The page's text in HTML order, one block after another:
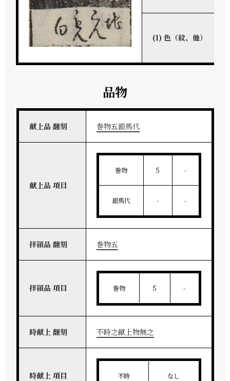
(1) 色（紋、他）
品物
献上品 翻刻 巻物五銀馬代
献上品 項目
巻物 5 -
銀馬代 - -
拝領品 翻刻 巻物五
拝領品 項目 巻物 5 -
時献上 翻刻 不時之献上物無之
時献上 項目 不時 なし